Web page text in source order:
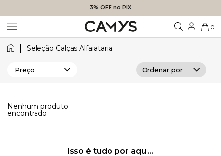
3% OFF no PIX
0
Seleção Calças Alfaiataria
Preço
Nenhum produto
encontrado
Isso é tudo por aqui...